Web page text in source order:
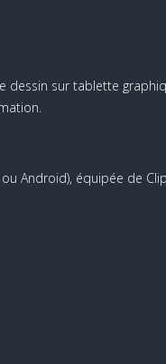
dessin sur tablette
Android), équipée de